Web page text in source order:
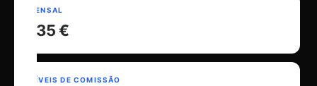
MENSAL
135 €
NÍVEIS DE COMISSÃO